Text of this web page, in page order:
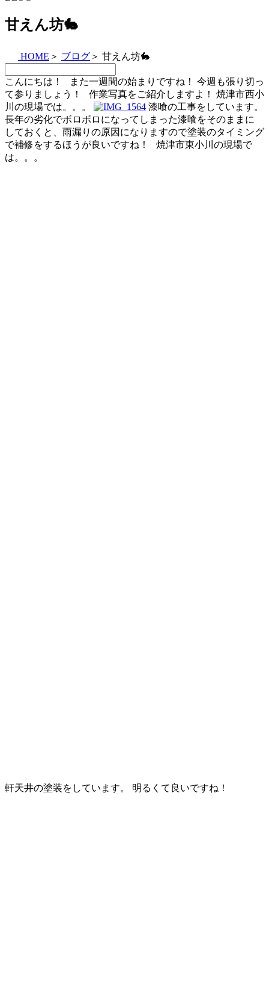
甘えん坊🐇
HOME ＞ ブログ ＞ 甘えん坊🐇
こんにちは！ また一週間の始まりですね！ 今週も張り切っ
て参りましょう！ 作業写真をご紹介しますよ！ 焼津市西小
川の現場では。。。
漆喰の工事をしています。
長年の劣化でボロボロになってしまった漆喰をそのままに
しておくと、雨漏りの原因になりますので塗装のタイミング
で補修をするほうが良いですね！ 焼津市東小川の現場で
は。。。
軒天井の塗装をしています。 明るくて良いですね！